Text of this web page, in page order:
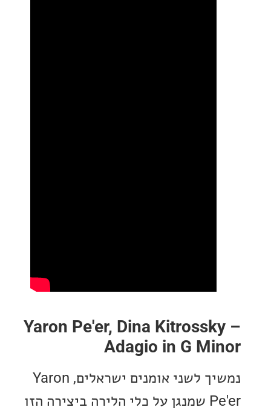
Yaron Pe'er, Dina
Adagio in G
נמשיך לשני אומנים ישראלים, Yaron
Pe'er שמנגן על כלי הלירה ביצירה הזו